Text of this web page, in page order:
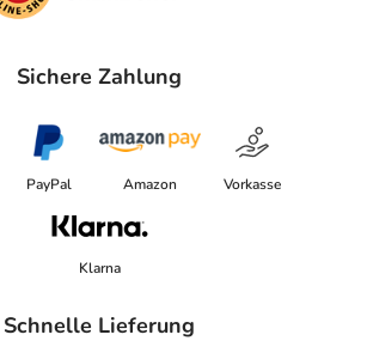
Sichere Zahlung
PayPal Amazon Vorkasse
Klarna
Schnelle Lieferung